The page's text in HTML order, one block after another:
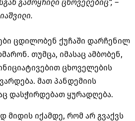
გამოყრილი ცხოველებიც“, –
ცდილობენ ქუჩაში დარჩენილ
თუმცა, იმასაც ამბობენ,
ცხოველების
მათ პანდემიის
დასჭირდებათ ყურადღება.
მიდის იქამდე, რომ არ გვაქვს